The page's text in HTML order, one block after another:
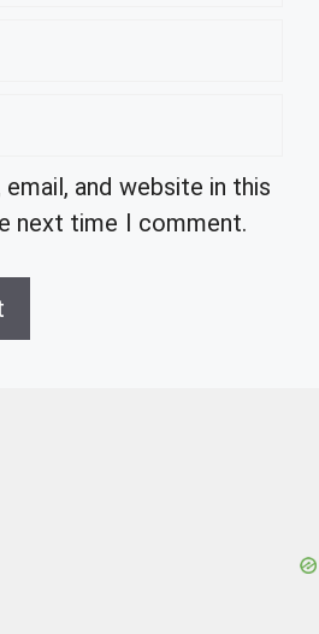
email, and website in this
next time I comment.